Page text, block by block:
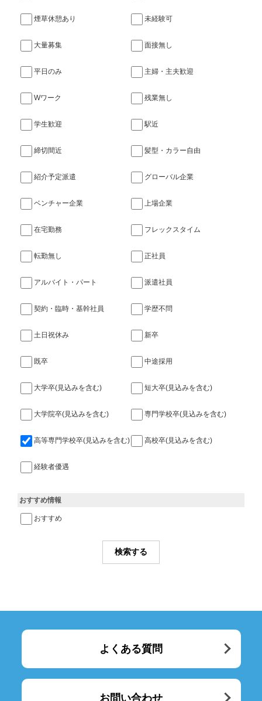
煙草休憩あり 未経験可
大量募集 面接無し
平日のみ 主婦・主夫歓迎
Wワーク 残業無し
学生歓迎 駅近
締切間近 髪型・カラー自由
紹介予定派遣 グローバル企業
ベンチャー企業 上場企業
在宅勤務 フレックスタイム
転勤無し 正社員
アルバイト・パート 派遣社員
契約・臨時・基幹社員 学歴不問
土日祝休み 新卒
既卒 中途採用
大学卒(見込みを含む) 短大卒(見込みを含む)
大学院卒(見込みを含む) 専門学校卒(見込みを含む)
高等専門学校卒(見込みを含む) 高校卒(見込みを含む)
経験者優遇
おすすめ情報
おすすめ
よくある質問
お問い合わせ